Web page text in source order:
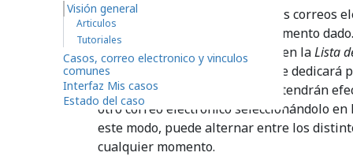
Independientemente de cuántos correos
ellos estará enfocado en un momento
esta actualmente seleccionado en laLista
trabajo del correo electronico se dedicará
enfocado y todos sus controles tendrán
otro correo electrónico seleccionándolo
este modo, puede alternar entre los
cualquier momento.
Visión general
Articulos
Tutoriales
Casos, correo electronico y vinculos
comunes
Interfaz Mis casos
Estado del caso